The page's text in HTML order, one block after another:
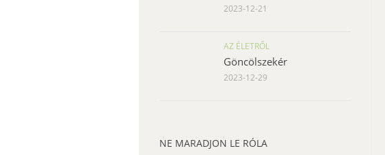
2023-12-21
AZ ÉLETRŐL
Göncölszekér
2023-12-29
NE MARADJON LE RÓLA